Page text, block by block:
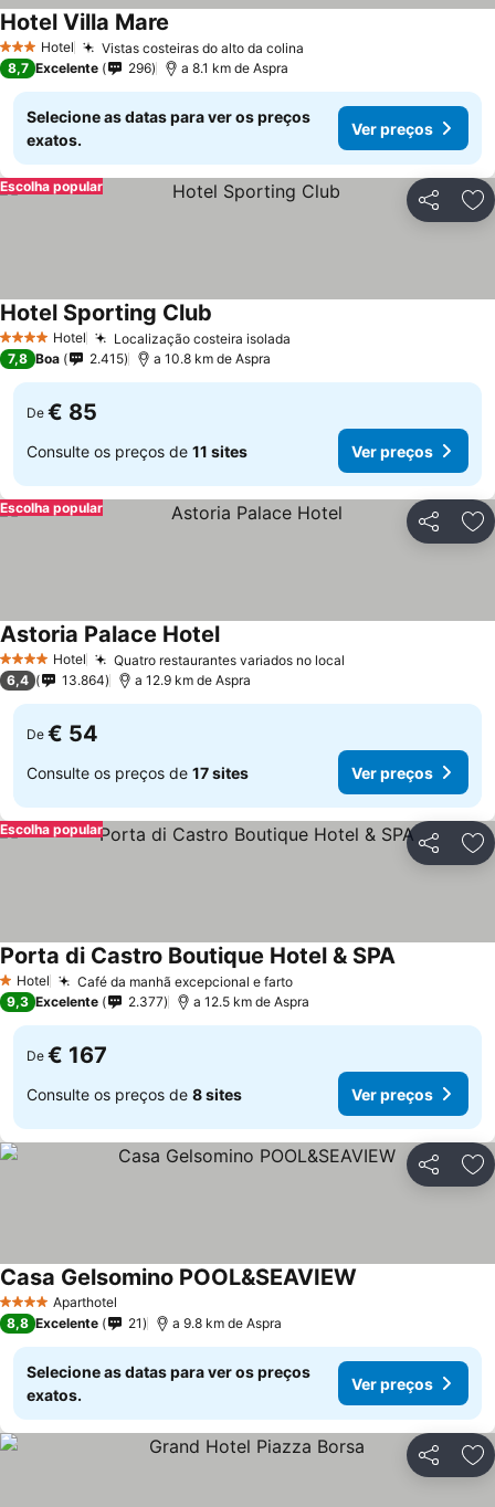
3 EstrelasHotel Vistas costeiras do alto da colina
Hotel Villa Mare
8,7 Excelente 296 a 8.1 km de Aspra
Selecione as datas para ver os preços
exatos.
Ver preços
Partilhar
Escolha popular
4 EstrelasHotel Localização costeira isolada
Hotel Sporting Club
7,8 Boa 2.415 a 10.8 km de Aspra
De € 85
Consulte os preços de 11 sites Ver preços
Partilhar
Escolha popular
4 EstrelasHotel Quatro restaurantes variados no local
Astoria Palace Hotel
6,4 13.864 a 12.9 km de Aspra
De € 54
Consulte os preços de 17 sites Ver preços
Partilhar
Escolha popular
1 Estrelas
Hotel Café da manhã excepcional e farto
Porta di Castro Boutique Hotel & SPA
9,3 Excelente 2.377 a 12.5 km de Aspra
De € 167
Consulte os preços de 8 sites Ver preços
Partilhar
4 EstrelasAparthotel
Casa Gelsomino POOL&SEAVIEW
8,8 Excelente 21 a 9.8 km de Aspra
Selecione as datas para ver os preços
exatos.
Ver preços
Partilhar